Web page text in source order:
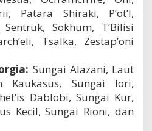
Patara Shiraki, P’ot’I,
Sentruk, Sokhum, T’Bilisi
Tsalka, Zestap’oni
Sungai Alazani, Laut
Kaukasus, Sungai Iori,
Dablobi, Sungai Kur,
Kecil, Sungai Rioni, dan